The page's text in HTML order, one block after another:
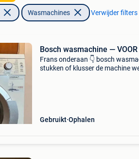
Wasmachines Verwijder filters
Bosch wasmachine — VOOR
Frans onderaan 👇 bosch
stukken of klusser de machine
Gebruikt Ophalen